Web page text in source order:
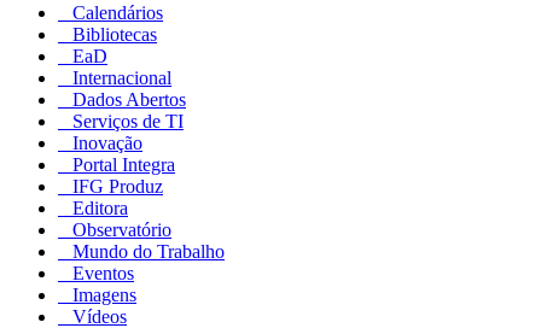
Calendários
Bibliotecas
EaD
Internacional
Dados Abertos
Serviços de TI
Inovação
Portal Integra
IFG Produz
Editora
Observatório
Mundo do Trabalho
Eventos
Imagens
Vídeos